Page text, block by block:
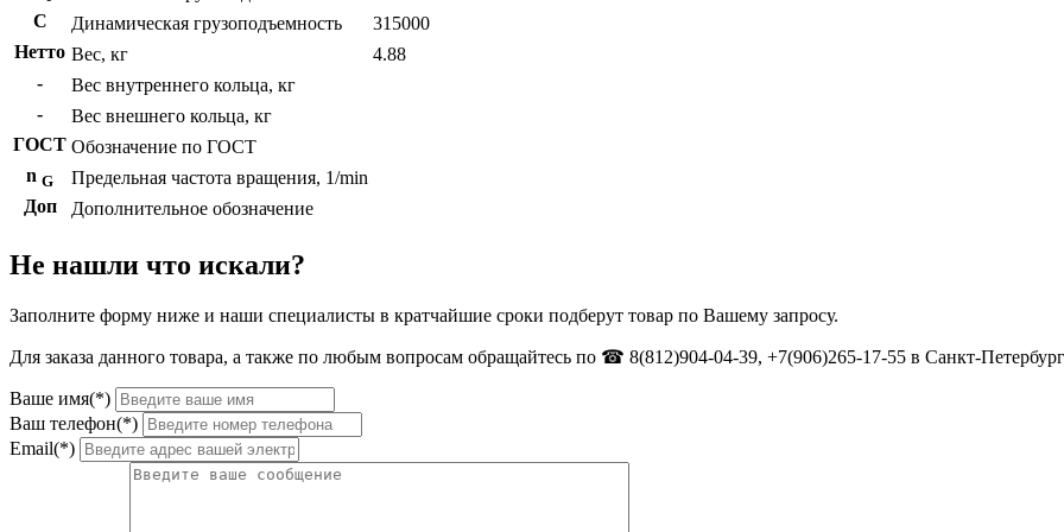
C
Динамическая грузоподъемность
315000
Нетто Вес, кг
4.88
-
Вес внутреннего кольца, кг
-
Вес внешнего кольца, кг
ГОСТ Обозначение по ГОСТ
n G
Предельная частота вращения, 1/min
Доп
Дополнительное обозначение
Не нашли что искали?
Заполните форму ниже и наши специалисты в кратчайшие сроки подберут товар по Вашему запросу.
Для заказа данного товара, а также по любым вопросам обращайтесь по ☎ 8(812)904-04-39, +7(906)265-17-55 в Санкт-
Ваше имя(*)
Ваш телефон(*)
Email(*)